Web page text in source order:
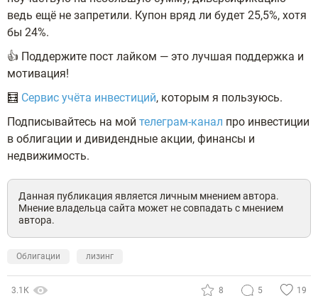
ведь ещё не запретили. Купон вряд ли будет 25,5%, хотя
бы 24%.
👍 Поддержите пост лайком — это лучшая поддержка и
мотивация!
🧮 Сервис учёта инвестиций, которым я пользуюсь.
Подписывайтесь на мой телеграм-канал про инвестиции
в облигации и дивидендные акции, финансы и
недвижимость.
Данная публикация является личным мнением автора.
Мнение владельца сайта может не совпадать с мнением
автора.
Облигации лизинг
3.1К 8 5 19